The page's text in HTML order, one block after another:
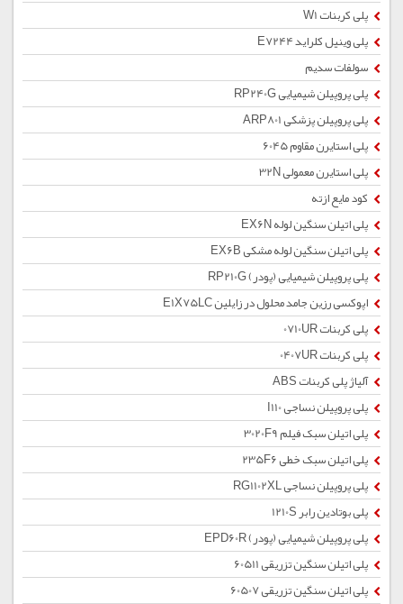
پلی کربنات W1
پلی وینیل کلراید E7244
سولفات سدیم
پلی پروپیلن شیمیایی RP240G
پلی پروپیلن پزشکی ARP801
پلی استایرن مقاوم 6045
پلی استایرن معمولی 32N
کود مایع ازته
پلی اتیلن سنگین لوله EX6N
پلی اتیلن سنگین لوله مشکی EX6B
پلی پروپیلن شیمیایی (پودر) RP210G
اپوکسی رزین جامد محلول در زایلین E1X75LC
پلی کربنات 0710UR
پلی کربنات 0407UR
آلیاژ پلی کربنات ABS
پلی پروپیلن نساجی I110
پلی اتیلن سبک فیلم 3020F9
پلی اتیلن سبک خطی 235F6
پلی پروپیلن نساجی RG1102XL
پلی بوتادین رابر 1210S
پلی پروپیلن شیمیایی (پودر) EPD60R
پلی اتیلن سنگین تزریقی 60511
پلی اتیلن سنگین تزریقی 60507